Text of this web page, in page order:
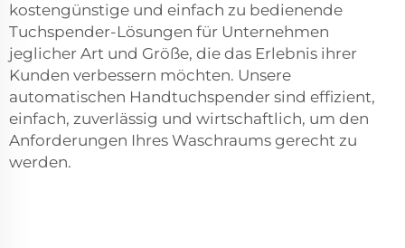
kostengünstige und einfach zu bedienende
Tuchspender-Lösungen für Unternehmen
jeglicher Art und Größe, die das Erlebnis ihrer
Kunden verbessern möchten. Unsere
automatischen Handtuchspender sind effizient,
einfach, zuverlässig und wirtschaftlich, um den
Anforderungen Ihres Waschraums gerecht zu
werden.